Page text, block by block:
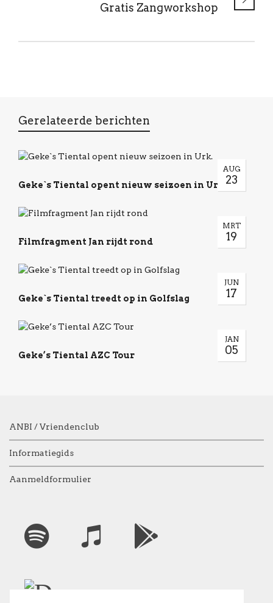
Gratis Zangworkshop
Gerelateerde berichten
AUG
23
Geke`s Tiental opent nieuw seizoen in Urk.
MRT
19
Filmfragment Jan rijdt rond
JUN
17
Geke`s Tiental treedt op in Golfslag
JAN
05
Geke’s Tiental AZC Tour
ANBI / Vriendenclub
Informatiegids
Aanmeldformulier